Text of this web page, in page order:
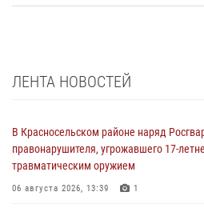
ЛЕНТА НОВОСТЕЙ
В Красносельском районе наряд
правонарушителя, угрожавшего 17-
травматическим оружием
06 августа 2026, 13:39 1